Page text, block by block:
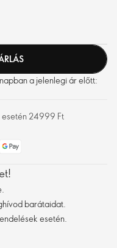
a jelenlegi ár előtt:
esetén 24999 Ft
barátaidat.
esetén.